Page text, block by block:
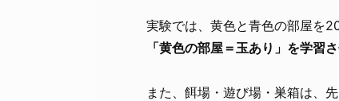
実験では、黄色と青色の部屋を
「黄色の部屋＝玉あり」を学習さ
また、餌場・遊び場・巣箱は、